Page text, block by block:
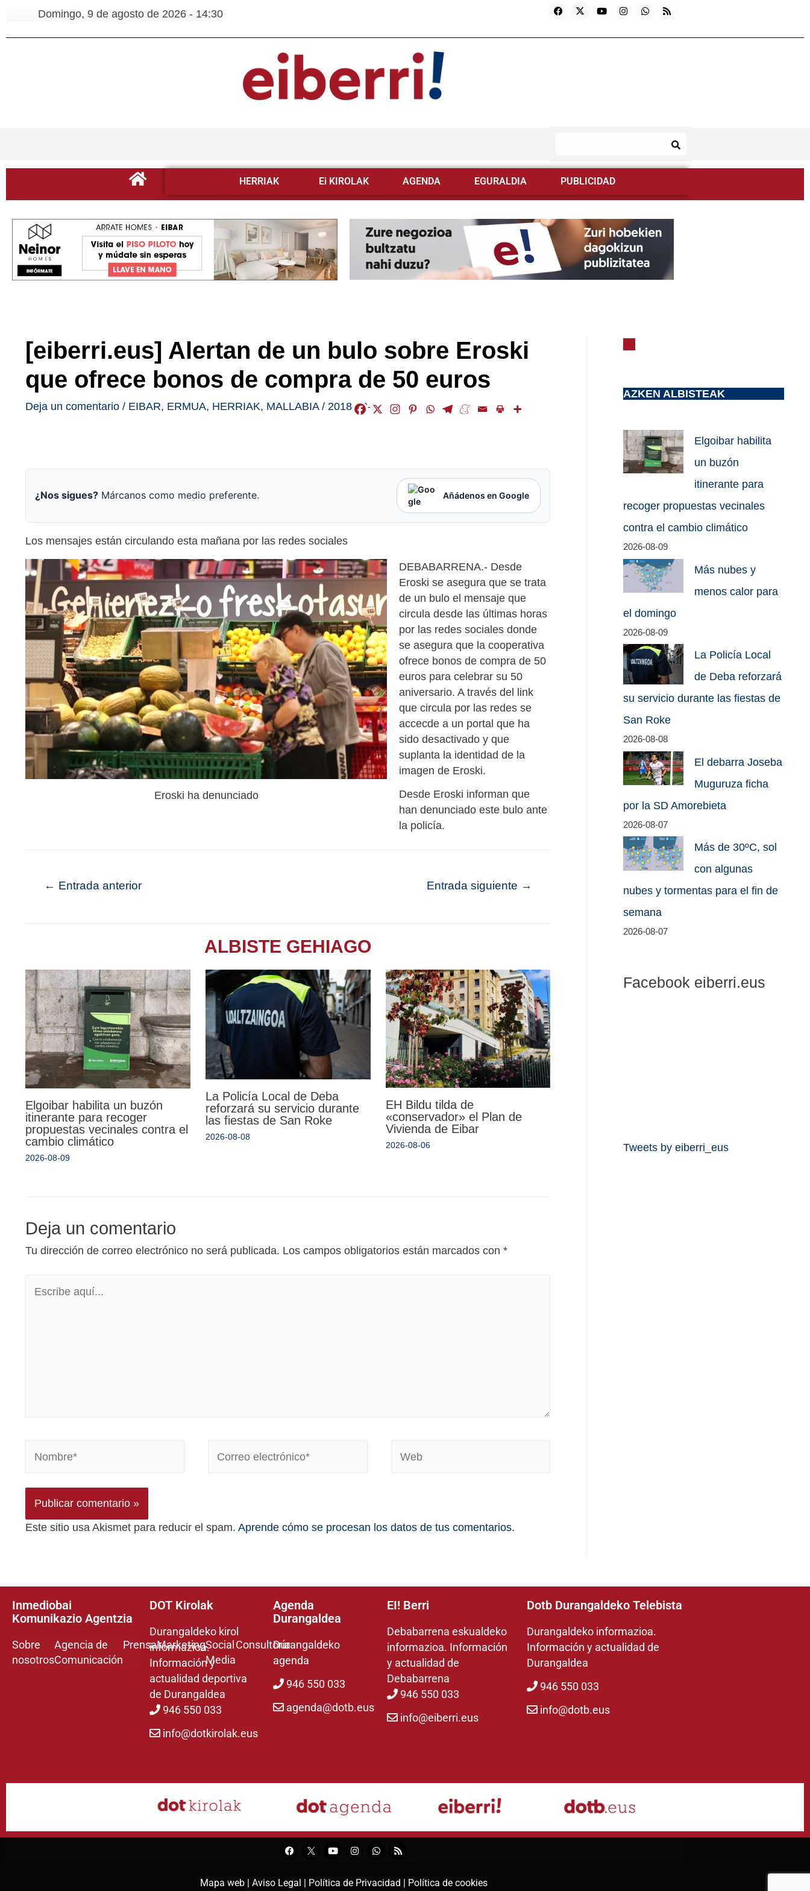
Domingo, 9 de agosto de 2026 - 14:30
HERRIAK Ei KIROLAK AGENDA EGURALDIA PUBLICIDAD
[eiberri.eus] Alertan de un bulo sobre Eroski
que ofrece bonos de compra de 50 euros
Deja un comentario / EIBAR, ERMUA, HERRIAK, MALLABIA/ 2018-03-22
¿Nos sigues? Márcanos como medio preferente. Añádenos en Google
Los mensajes están circulando esta mañana por las redes sociales
Eroski ha denunciado
DEBABARRENA.- Desde
Eroski se asegura que se trata
de un bulo el mensaje que
circula desde las últimas horas
por las redes sociales donde
se asegura que la cooperativa
ofrece bonos de compra de 50
euros para celebrar su 50
aniversario. A través del link
que circula por las redes se
accecde a un portal que ha
sido desactivado y que
suplanta la identidad de la
imagen de Eroski.
Desde Eroski informan que
han denunciado este bulo ante
la policía.
← Entrada anterior Entrada siguiente →
ALBISTE GEHIAGO
Elgoibar habilita un buzón
itinerante para recoger
propuestas vecinales contra el
cambio climático
2026-08-09
La Policía Local de Deba
reforzará su servicio durante
las fiestas de San Roke
2026-08-08
EH Bildu tilda de
«conservador» el Plan de
Vivienda de Eibar
2026-08-06
Deja un comentario
Tu dirección de correo electrónico no será publicada. Los campos obligatorios están marcados con *
Este sitio usa Akismet para reducir el spam. Aprende cómo se procesan los datos de tus comentarios.
AZKEN ALBISTEAK
Elgoibar habilita
un buzón
itinerante para
recoger propuestas vecinales
contra el cambio climático
2026-08-09
Más nubes y
menos calor para
el domingo
2026-08-09
La Policía Local
de Deba reforzará
su servicio durante las fiestas de
San Roke
2026-08-08
El debarra Joseba
Muguruza ficha
por la SD Amorebieta
2026-08-07
Más de 30ºC, sol
con algunas
nubes y tormentas para el fin de
semana
2026-08-07
Facebook eiberri.eus
Tweets by eiberri_eus
Inmediobai
Komunikazio Agentzia
Sobre
nosotros
Agencia de
Comunicación
PrensaMarketingSocial
Media
Consultoría
DOT Kirolak
Durangaldeko kirol
informazioa.
Información y
actualidad deportiva
de Durangaldea
946 550 033
info@dotkirolak.eus
Agenda
Durangaldea
Durangaldeko
agenda
946 550 033
agenda@dotb.eus
EI! Berri
Debabarrena eskualdeko
informazioa. Información
y actualidad de
Debabarrena
946 550 033
info@eiberri.eus
Dotb Durangaldeko Telebista
Durangaldeko informazioa.
Información y actualidad de
Durangaldea
946 550 033
info@dotb.eus
Mapa web | Aviso Legal | Política de Privacidad | Política de cookies